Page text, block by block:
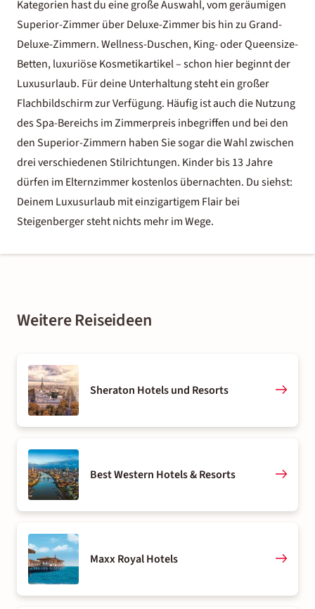
Kategorien hast du eine große Auswahl, vom geräumigen
Superior-Zimmer über Deluxe-Zimmer bis hin zu Grand-
Deluxe-Zimmern. Wellness-Duschen, King- oder Queensize-
Betten, luxuriöse Kosmetikartikel – schon hier beginnt der
Luxusurlaub. Für deine Unterhaltung steht ein großer
Flachbildschirm zur Verfügung. Häufig ist auch die Nutzung
des Spa-Bereichs im Zimmerpreis inbegriffen und bei den
den Superior-Zimmern haben Sie sogar die Wahl zwischen
drei verschiedenen Stilrichtungen. Kinder bis 13 Jahre
dürfen im Elternzimmer kostenlos übernachten. Du siehst:
Deinem Luxusurlaub mit einzigartigem Flair bei
Steigenberger steht nichts mehr im Wege.
Weitere Reiseideen
Sheraton Hotels und Resorts
Best Western Hotels & Resorts
Maxx Royal Hotels